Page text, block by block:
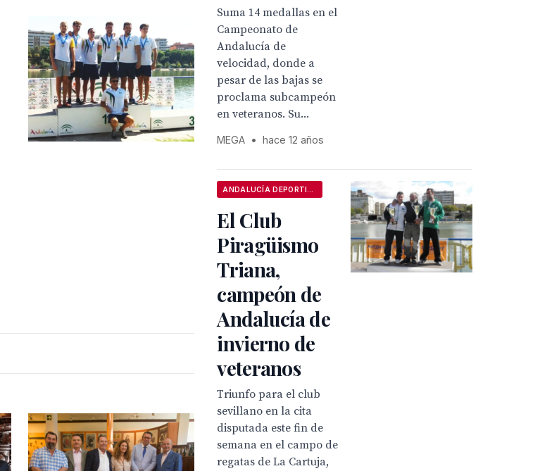
Suma 14 medallas en el
Campeonato de
Andalucía de
velocidad, donde a
pesar de las bajas se
proclama subcampeón
en veteranos. Su...
MEGA • hace 12 años
El Club
Piragüismo
Triana,
campeón de
Andalucía de
invierno de
veteranos
Triunfo para el club
sevillano en la cita
disputada este fin de
semana en el campo de
regatas de La Cartuja,